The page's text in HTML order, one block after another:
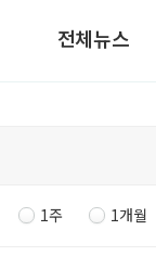
전체뉴스
1주 1개월